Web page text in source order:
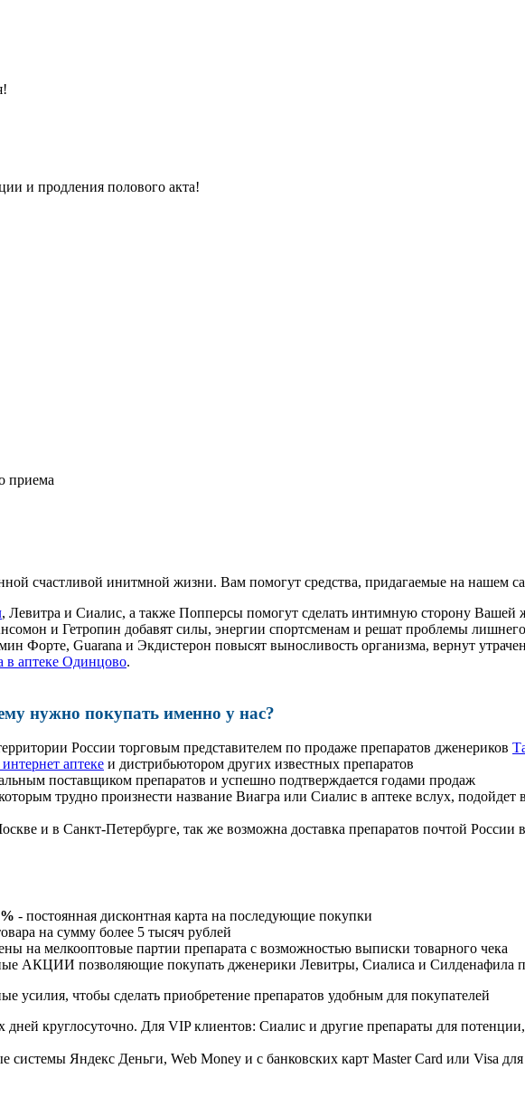
и продления полового акта!
приема
счастливой инитмной жизни. Вам помогут средства, придагаемые на нашем
, Левитра и Сиалис, а также Попперсы помогут сделать интимную сторону Вашей
и Гетропин добавят силы, энергии спортсменам и решат проблемы лишнего
Форте, Guarana и Экдистерон повысят выносливость организма, вернут
в аптеке Одинцово.
нужно покупать именно у нас?
России торговым представителем по продаже препаратов дженериков
аптеке и дистрибьютором других известных препаратов
поставщиком препаратов и успешно подтверждается годами продаж
трудно произнести название Виагра или Сиалис в аптеке вслух,
и в Санкт-Петербурге, так же возможна доставка препаратов почтой России
- постоянная дисконтная карта на последующие покупки
на сумму более 5 тысяч рублей
мелкооптовые партии препарата с возможностью выписки товарного чека
АКЦИИ позволяющие покупать дженерики Левитры, Сиалиса и Силденафила
чтобы сделать приобретение препаратов удобным для покупателей
дней круглосуточно. Для VIP клиентов: Сиалис и другие препараты для
системы Яндекс Деньги, Web Money и с банковских карт Master Card или Visa